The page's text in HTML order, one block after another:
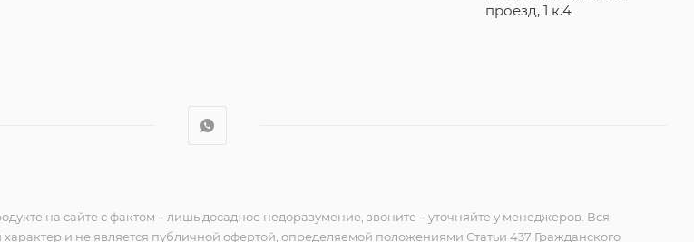
проезд, 1 к.4
на сайте с фактом – лишь досадное недоразумение, звоните – уточняйте у менеджеров. Вся
и не является публичной офертой, определяемой положениями Статьи 437 Гражданского